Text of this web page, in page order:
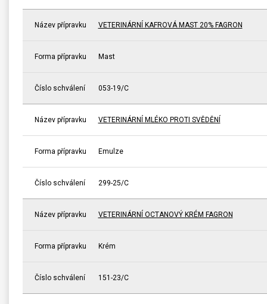
Název přípravku VETERINÁRNÍ KAFROVÁ MAST 20% FAGRON
Forma přípravku Mast
Číslo schválení 053-19/C
Název přípravku VETERINÁRNÍ MLÉKO PROTI SVĚDĚNÍ
Forma přípravku Emulze
Číslo schválení 299-25/C
Název přípravku VETERINÁRNÍ OCTANOVÝ KRÉM FAGRON
Forma přípravku Krém
Číslo schválení 151-23/C